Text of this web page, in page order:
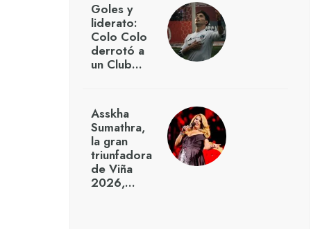
Goles y
liderato:
Colo Colo
derrotó a
un Club…
Asskha
Sumathra,
la gran
triunfadora
de Viña
2026,…